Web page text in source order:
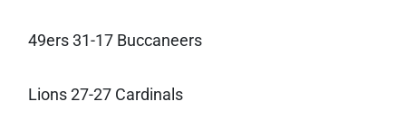
49ers 31-17 Buccaneers
Lions 27-27 Cardinals